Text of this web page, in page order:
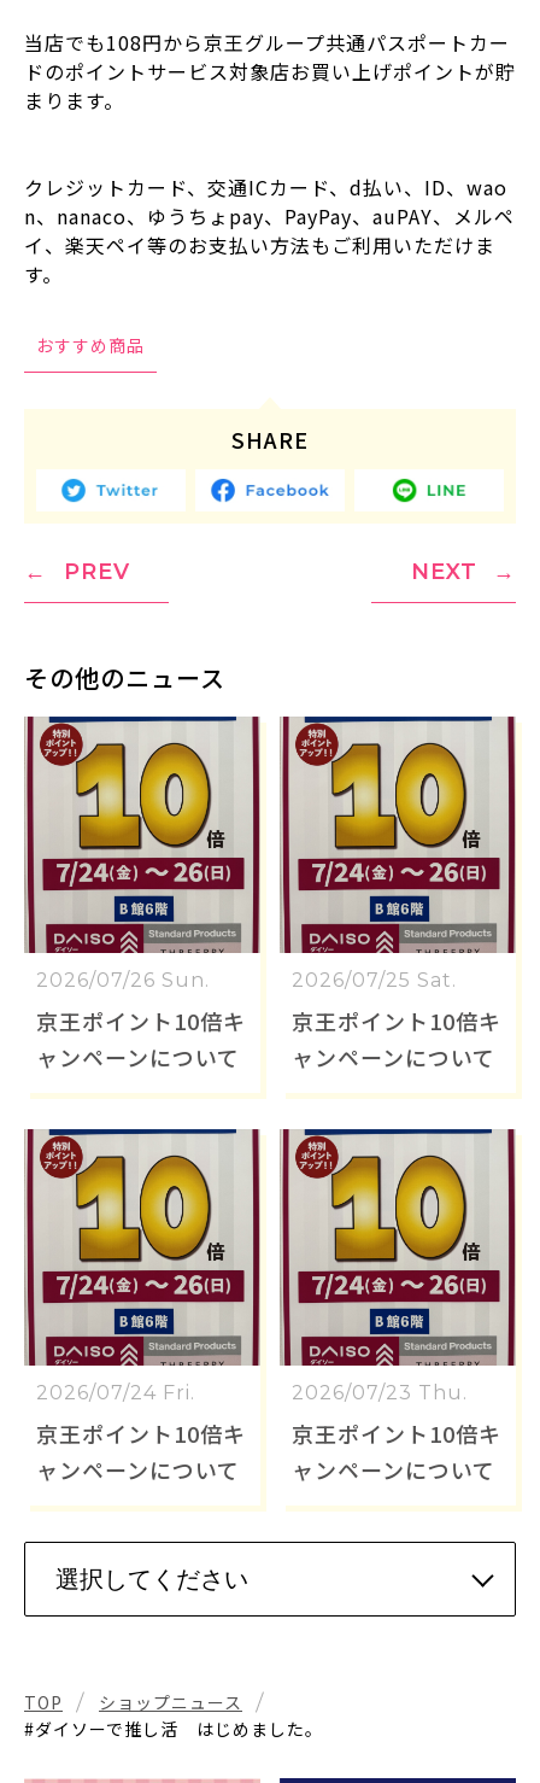
当店でも108円から京王グループ共通パスポートカー
ドのポイントサービス対象店お買い上げポイントが貯
まります。
クレジットカード、交通ICカード、d払い、ID、wao
n、nanaco、ゆうちょpay、PayPay、auPAY、メルペ
イ、楽天ペイ等のお支払い方法もご利用いただけま
す。
おすすめ商品
SHARE
PREV NEXT
その他のニュース
2026/07/26 Sun.
京王ポイント10倍キ
ャンペーンについて
2026/07/25 Sat.
京王ポイント10倍キ
ャンペーンについて
2026/07/24 Fri.
京王ポイント10倍キ
ャンペーンについて
2026/07/23 Thu.
京王ポイント10倍キ
ャンペーンについて
TOP
ショップニュース
#ダイソーで推し活 はじめました。